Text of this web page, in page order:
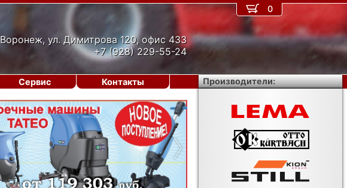
Воронеж, ул. Димитрова 120, офис 433
+7 (928) 229-55-24
›
0
Сервис Контакты Производители: